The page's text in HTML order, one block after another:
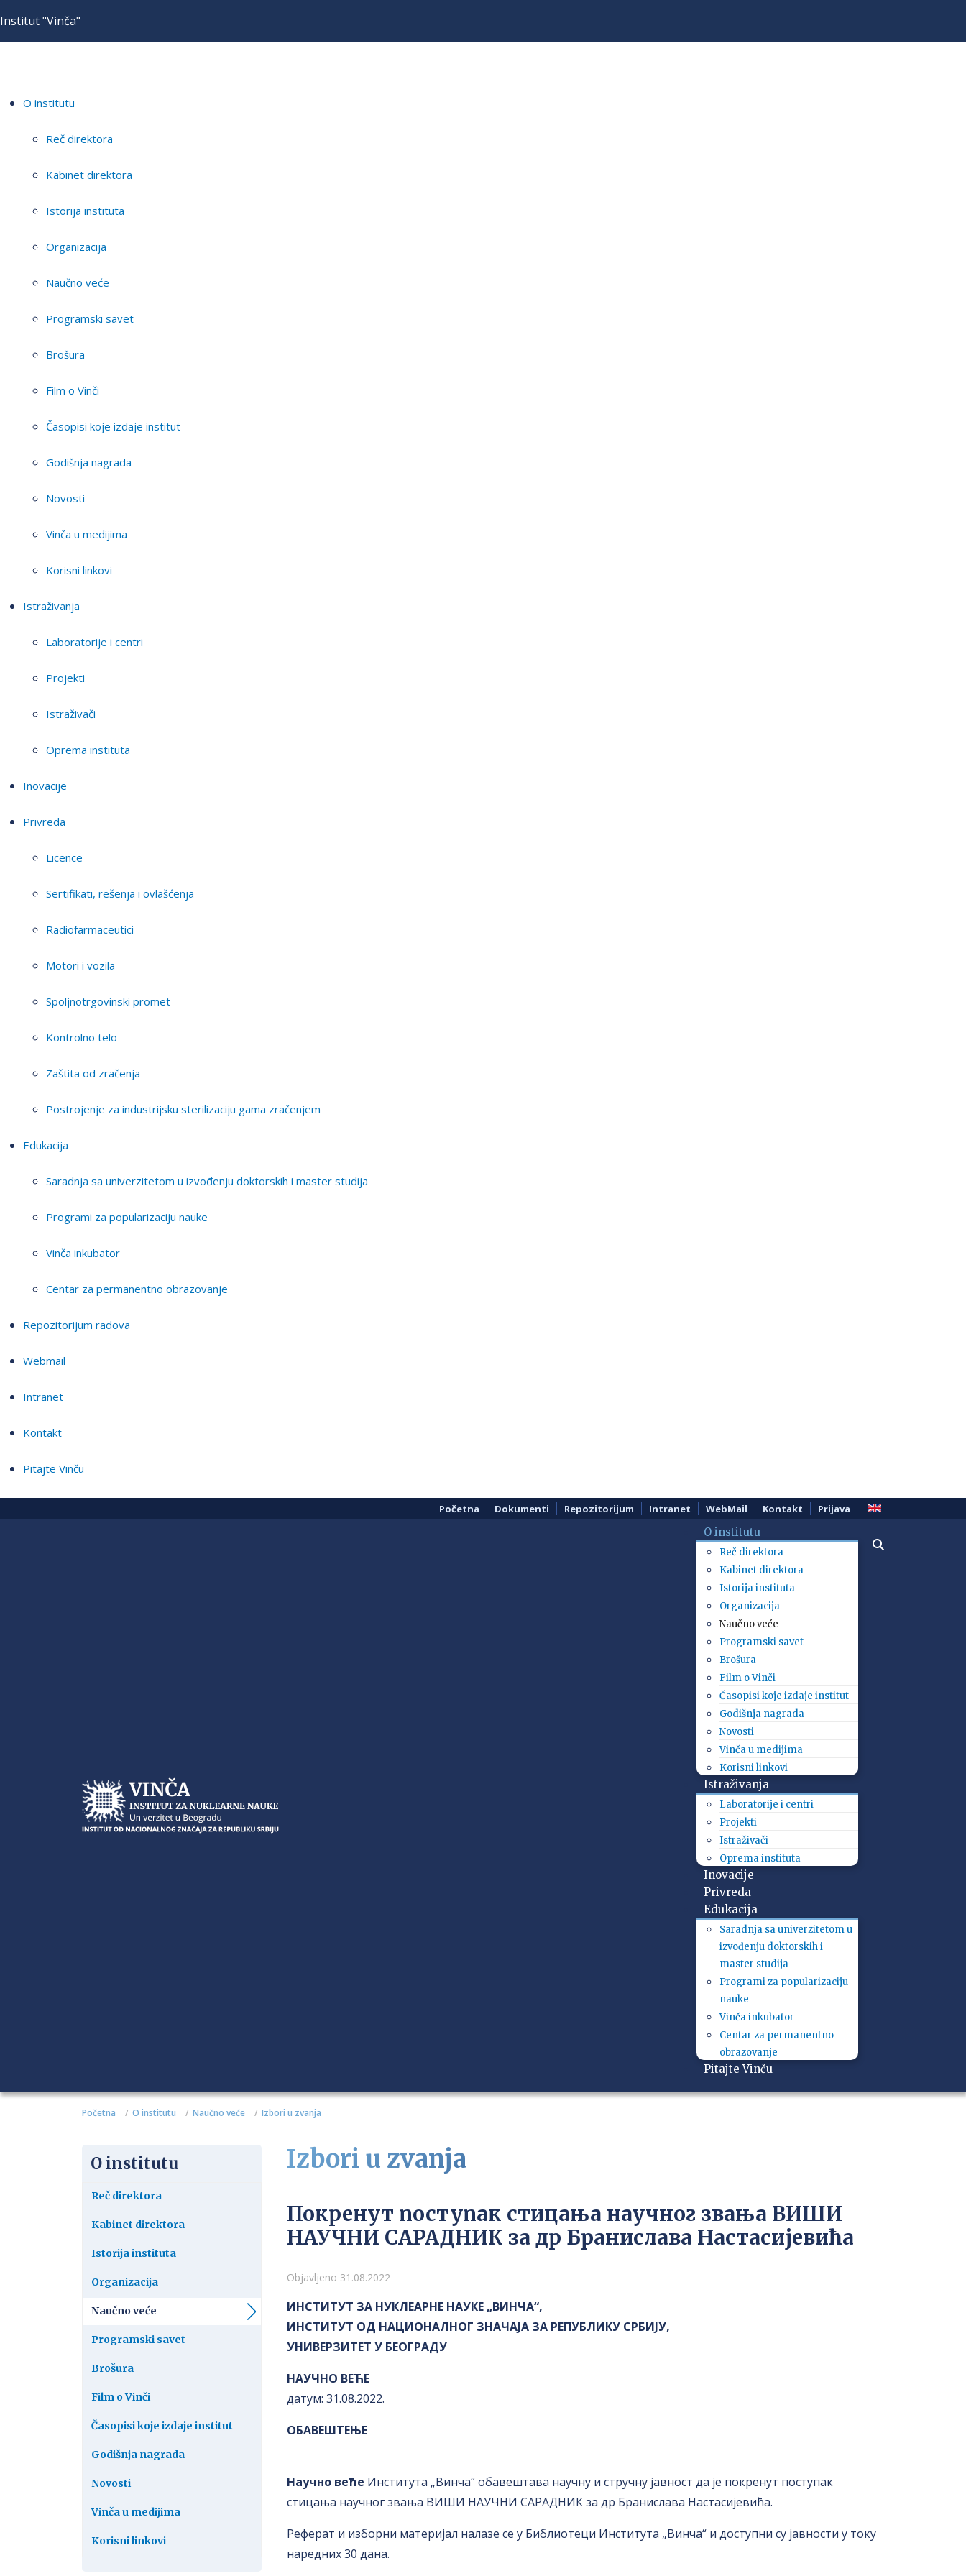
Institut "Vinča"
O institutu
Reč direktora
Kabinet direktora
Istorija instituta
Organizacija
Naučno veće
Programski savet
Brošura
Film o Vinči
Časopisi koje izdaje institut
Godišnja nagrada
Novosti
Vinča u medijima
Korisni linkovi
Istraživanja
Laboratorije i centri
Projekti
Istraživači
Oprema instituta
Inovacije
Privreda
Licence
Sertifikati, rešenja i ovlašćenja
Radiofarmaceutici
Motori i vozila
Spoljnotrgovinski promet
Kontrolno telo
Zaštita od zračenja
Postrojenje za industrijsku sterilizaciju gama zračenjem
Edukacija
Saradnja sa univerzitetom u izvođenju doktorskih i master studija
Programi za popularizaciju nauke
Vinča inkubator
Centar za permanentno obrazovanje
Repozitorijum radova
Webmail
Intranet
Kontakt
Pitajte Vinču
Početna Dokumenti Repozitorijum Intranet WebMail Kontakt Prijava
O institutu
Reč direktora
Kabinet direktora
Istorija instituta
Organizacija
Naučno veće
Programski savet
Brošura
Film o Vinči
Časopisi koje izdaje institut
Godišnja nagrada
Novosti
Vinča u medijima
Korisni linkovi
Istraživanja
Laboratorije i centri
Projekti
Istraživači
Oprema instituta
Inovacije
Privreda
Edukacija
Saradnja sa univerzitetom u
izvođenju doktorskih i
master studija
Programi za popularizaciju
nauke
Vinča inkubator
Centar za permanentno
obrazovanje
Pitajte Vinču
Početna O institutu Naučno veće Izbori u zvanja
O institutu
Reč direktora
Kabinet direktora
Istorija instituta
Organizacija
Naučno veće
Programski savet
Brošura
Film o Vinči
Časopisi koje izdaje institut
Godišnja nagrada
Novosti
Vinča u medijima
Korisni linkovi
Izbori u zvanja
Покренут поступак стицања научног звања ВИШИ
НАУЧНИ САРАДНИК за др Бранислава Настасијевића
Detalji
Objavljeno 31.08.2022
ИНСТИТУТ ЗА НУКЛЕАРНЕ НАУКЕ „ВИНЧА“,
ИНСТИТУТ ОД НАЦИОНАЛНОГ ЗНАЧАЈА ЗА РЕПУБЛИКУ СРБИЈУ,
УНИВЕРЗИТЕТ У БЕОГРАДУ
НАУЧНО ВЕЋЕ
датум: 31.08.2022.
OБАВЕШТЕЊЕ
Научно веће Института „Винча“ обавештава научну и стручну јавност да је покренут поступак
стицања научног звања ВИШИ НАУЧНИ САРАДНИК за др Бранислава Настасијевића.
Реферат и изборни материјал налазе се у Библиотеци Института „Винча“ и доступни су јавности у току
наредних 30 дана.